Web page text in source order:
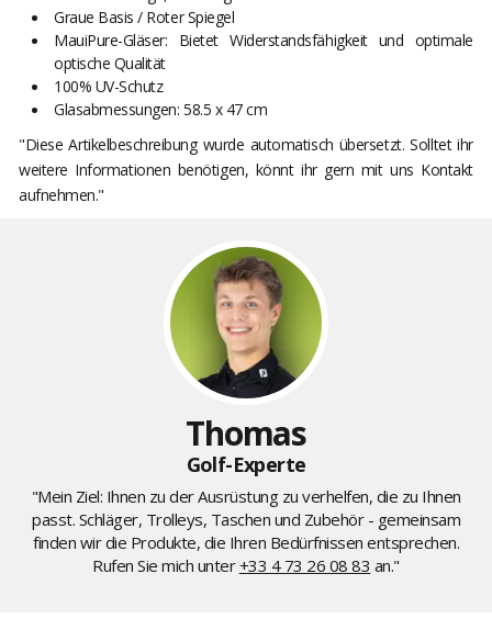
Graue Basis / Roter Spiegel
MauiPure-Gläser: Bietet Widerstandsfähigkeit und optimale
optische Qualität
100% UV-Schutz
Glasabmessungen: 58.5 x 47 cm
"Diese Artikelbeschreibung wurde automatisch übersetzt. Solltet ihr
weitere Informationen benötigen, könnt ihr gern mit uns Kontakt
aufnehmen."
Thomas
Golf-Experte
"Mein Ziel: Ihnen zu der Ausrüstung zu verhelfen, die zu Ihnen
passt. Schläger, Trolleys, Taschen und Zubehör - gemeinsam
finden wir die Produkte, die Ihren Bedürfnissen entsprechen.
Rufen Sie mich unter+33 4 73 26 08 83 an."